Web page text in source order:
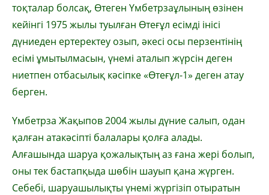
тоқталар болсақ, Өтеген Үмбетрзаұлының өзінен
кейінгі 1975 жылы туылған Өтеғұл есімді інісі
дүниеден ертеректеу озып, әкесі осы перзентінің
есімі ұмытылмасын, үнемі аталып жүрсін деген
ниетпен отбасылық кәсіпке «Өтеғұл-1» деген атау
берген.
Үмбетрза Жақыпов 2004 жылы дүние салып, одан
қалған атакәсіпті балалары қолға алады.
Алғашында шаруа қожалықтың аз ғана жері болып,
оны тек бастапқыда шөбін шауып қана жүрген.
Себебі, шаруашылықты үнемі жүргізіп отыратын